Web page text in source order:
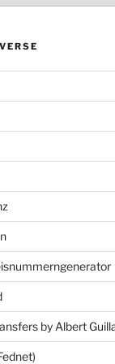
by Albert